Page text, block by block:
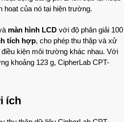
hoạt của nó tại hiện trường.
màn hình LCD với độ phân giải 100
tích hợp, cho phép thu thập và xử
kiện môi trường khác nhau. Với
khoảng 123 g, CipherLab CPT-
ích